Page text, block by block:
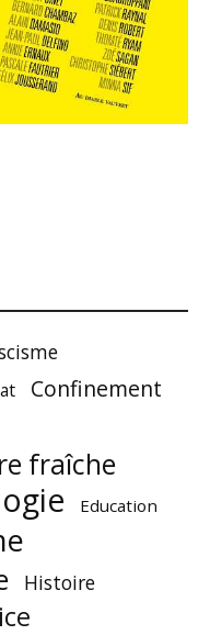
Confinement
fraîche
Education
Histoire